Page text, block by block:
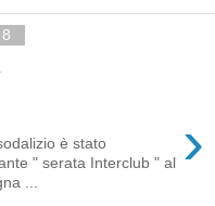
›
è stato
" serata Interclub " al
...